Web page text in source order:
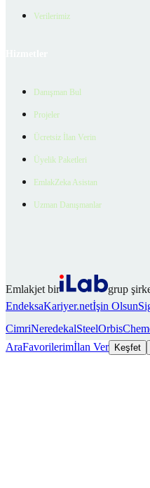
Verilerimiz
Danışman Bul
Projeler
Ücretsiz İlan Verin
Üyelik Paketleri
EmlakZeka Asistan
Uzman Danışmanlar
Emlakjet bir
grup
EndeksaKariyer.netİşin Olsun
CimriNeredekalSteelOrbis
AraFavorilerimİlan Ver Keşfet